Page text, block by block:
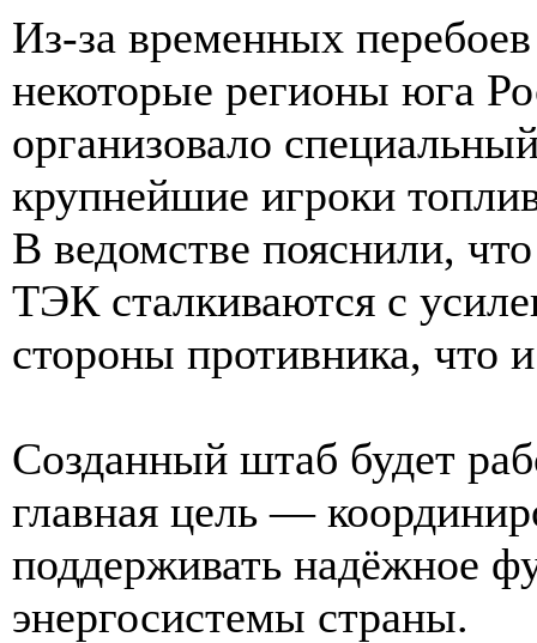
Из-за временных
некоторые регионы юга
организовало
крупнейшие игроки
В ведомстве пояснили,
ТЭК сталкиваются с
стороны противника, что
Созданный штаб будет
главная цель —
поддерживать надёжное
энергосистемы страны.